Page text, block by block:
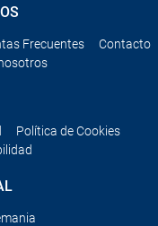
Frecuentes
Contacto
Política de Cookies